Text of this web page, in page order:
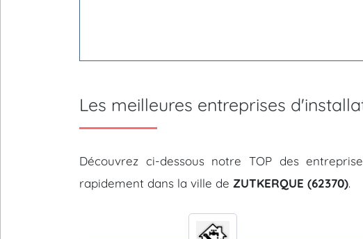
Les meilleures entreprises
Découvrez ci-dessous notre TOP des
rapidement dans la ville de ZUTKERQUE (62370).